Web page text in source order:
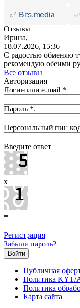
✅ Bits.media ✅
Отзывы
Ирина,
18.07.2026, 15:36
С радостью обменяю
рекомендую обеими
Все отзывы
Авторизация
Логин или e-mail *:
Пароль *:
Персональный пин
Введите ответ
x
=
Регистрация
Забыли пароль?
Публичная
Политика KYT/
Политика
Карта сайта